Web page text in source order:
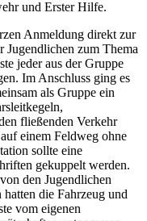
und Erster Hilfe.
Anmeldung direkt zur
Jugendlichen zum Thema
jeder aus der Gruppe
Im Anschluss ging es
als Gruppe ein
fließenden Verkehr
einem Feldweg ohne
sollte eine
gekuppelt werden.
den Jugendlichen
die Fahrzeug und
vom eigenen